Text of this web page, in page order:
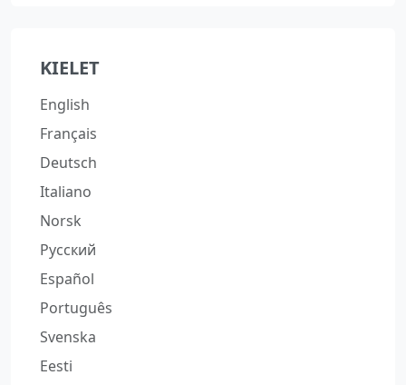
KIELET
English
Français
Deutsch
Italiano
Norsk
Русский
Español
Português
Svenska
Eesti